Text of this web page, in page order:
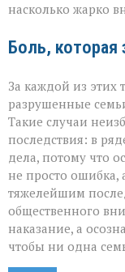
насколько жарко
Боль, которая
За каждой из этих
разрушенные
Такие случаи
последствия: в
дела, потому что
не просто ошибка,
тяжелейшим
общественного
наказание, а
чтобы ни одна